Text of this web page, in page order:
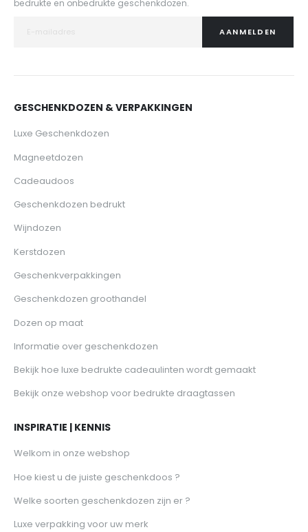
bedrukte en onbedrukte geschenkdozen.
AANMELDEN
GESCHENKDOZEN & VERPAKKINGEN
Luxe Geschenkdozen
Magneetdozen
Cadeaudoos
Geschenkdozen bedrukt
Wijndozen
Kerstdozen
Geschenkverpakkingen
Geschenkdozen groothandel
Dozen op maat
Informatie over geschenkdozen
Bekijk hoe luxe bedrukte cadeaulinten wordt gemaakt
Bekijk onze webshop voor bedrukte draagtassen
INSPIRATIE | KENNIS
Welkom in onze webshop
Hoe kiest u de juiste geschenkdoos ?
Welke soorten geschenkdozen zijn er ?
Luxe verpakking voor uw merk